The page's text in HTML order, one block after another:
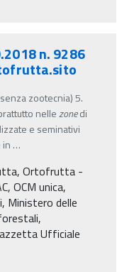
n. 9286
zootecnia) 5.
nellezonedi
e seminativi
…
Ortofrutta -
OCM unica,
Ministero delle
Ufficiale